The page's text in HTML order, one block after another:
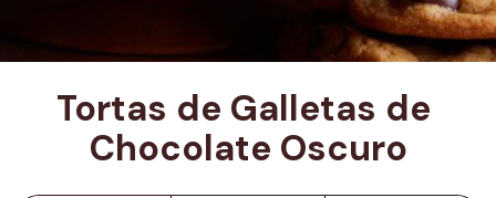
Tortas de Galletas de
Chocolate Oscuro